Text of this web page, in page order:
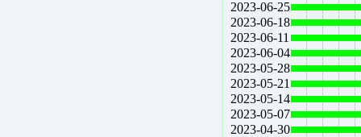
2023-06-25
2023-06-18
2023-06-11
2023-06-04
2023-05-28
2023-05-21
2023-05-14
2023-05-07
2023-04-30